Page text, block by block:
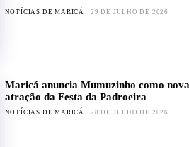
NOTÍCIAS DE MARICÁ 29 DE JULHO DE 2026
Maricá anuncia Mumuzinho como nova
atração da Festa da Padroeira
NOTÍCIAS DE MARICÁ 28 DE JULHO DE 2026